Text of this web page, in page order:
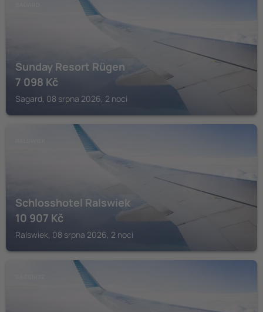
Sunday Resort Rügen
7 098 Kč
Sagard, 08 srpna 2026, 2 noci
Schlosshotel Ralswiek
10 907 Kč
Ralswiek, 08 srpna 2026, 2 noci